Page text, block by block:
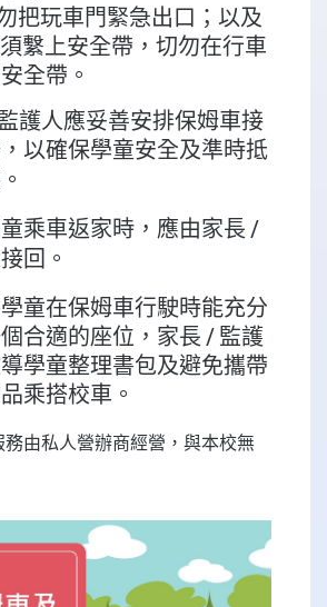
把玩車門緊急出口；以及
繫上安全帶，切勿在行車
全帶。
護人應妥善安排保姆車接
以確保學童安全及準時抵
乘車返家時，應由家長 /
回。
童在保姆車行駛時能充分
合適的座位，家長 / 監護
學童整理書包及避免攜帶
乘搭校車。
務由私人營辦商經營，與本校無